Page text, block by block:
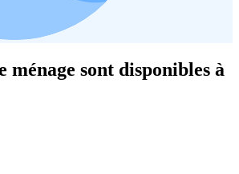
ménage sont disponibles à